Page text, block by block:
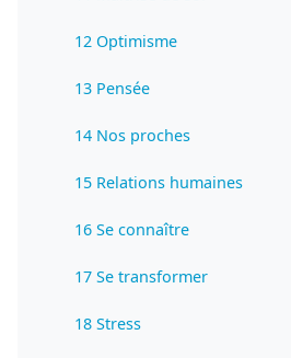
12 Optimisme
13 Pensée
14 Nos proches
15 Relations humaines
16 Se connaître
17 Se transformer
18 Stress